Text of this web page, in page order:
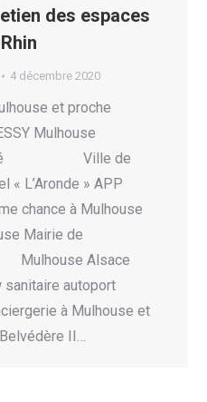
des espaces
4 décembre 2020
et proche
Mulhouse
Ville de
« L’Aronde » APP
chance à Mulhouse
Mairie de
Alsace
sanitaire autoport
à Mulhouse et
II…